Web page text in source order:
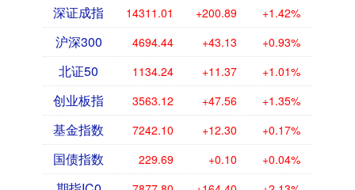
深证成指 14311.01 +200.89 +1.42%
沪深300 4694.44 +43.13 +0.93%
北证50 1134.24 +11.37 +1.01%
创业板指 3563.12 +47.56 +1.35%
基金指数 7242.10 +12.30 +0.17%
国债指数 229.69 +0.10 +0.04%